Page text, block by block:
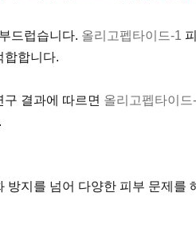
드럽습니다. 올리고펩타이드-1
합합니다.
결과에 따르면 올리고펩타이드
방지를 넘어 다양한 피부 문제를